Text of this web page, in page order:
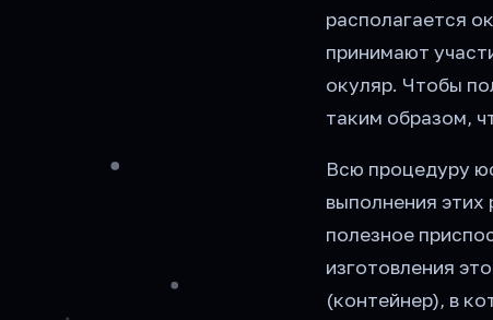
располагается
принимают
окуляр. Чтобы
таким образом,
Всю процедуру
выполнения
полезное
изготовления
(контейнер), в